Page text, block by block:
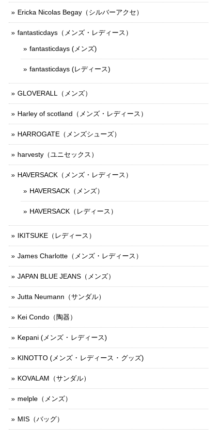
Ericka Nicolas Begay（シルバーアクセ）
fantasticdays（メンズ・レディース）
fantasticdays (メンズ)
fantasticdays (レディース)
GLOVERALL（メンズ）
Harley of scotland（メンズ・レディース）
HARROGATE（メンズシューズ）
harvesty（ユニセックス）
HAVERSACK（メンズ・レディース）
HAVERSACK（メンズ）
HAVERSACK（レディース）
IKITSUKE（レディース）
James Charlotte（メンズ・レディース）
JAPAN BLUE JEANS（メンズ）
Jutta Neumann（サンダル）
Kei Condo（陶器）
Kepani (メンズ ･ レディース)
KINOTTO (メンズ ･ レディース ･ グッズ)
KOVALAM（サンダル）
melple（メンズ）
MIS（バッグ）